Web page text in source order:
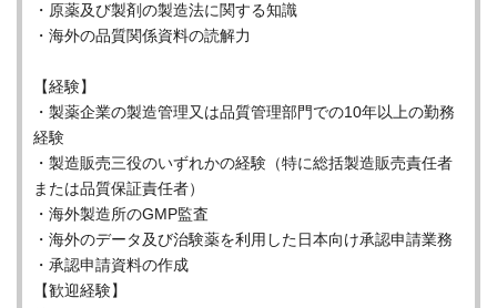
・原薬及び製剤の製造法に関する知識
・海外の品質関係資料の読解力
【経験】
・製薬企業の製造管理又は品質管理部門での10年以上の勤務
経験
・製造販売三役のいずれかの経験（特に総括製造販売責任者
または品質保証責任者）
・海外製造所のGMP監査
・海外のデータ及び治験薬を利用した日本向け承認申請業務
・承認申請資料の作成
【歓迎経験】